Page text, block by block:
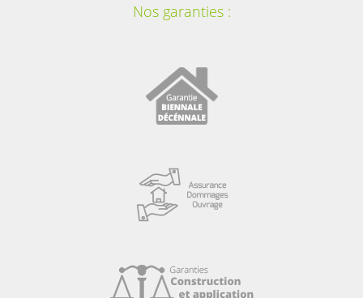
Nos garanties :